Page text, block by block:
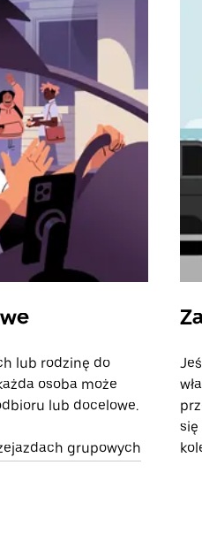
lub rodzinę do
osoba może
lub docelowe.
grupowych
się